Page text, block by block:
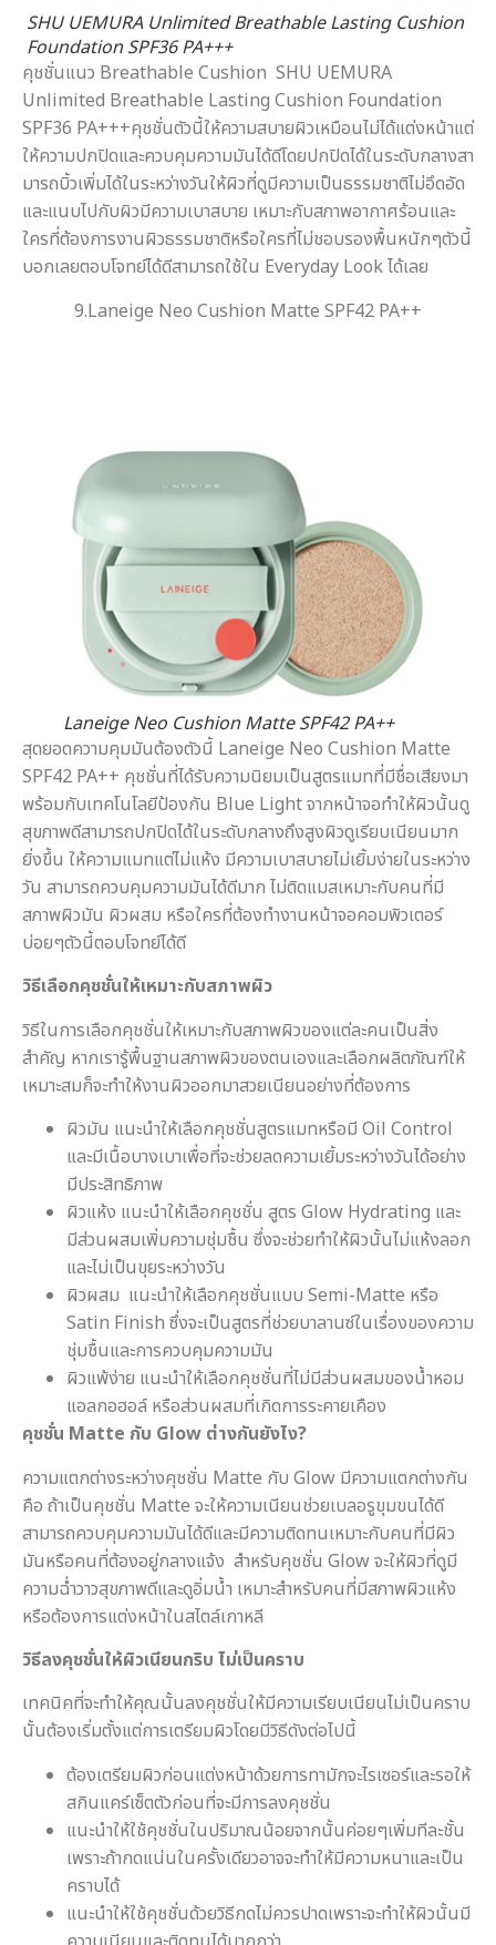
SHU UEMURA Unlimited Breathable Lasting Cushion
Foundation SPF36 PA+++
คุชชั่นแนว Breathable Cushion SHU UEMURA
Unlimited Breathable Lasting Cushion Foundation
SPF36 PA+++คุชชั่นตัวนี้ให้ความสบายผิวเหมือนไม่ได้แต่งหน้าแต่
ให้ความปกปิดและควบคุมความมันได้ดีโดยปกปิดได้ในระดับกลางสา
มารถบิ้วเพิ่มได้ในระหว่างวันให้ผิวที่ดูมีความเป็นธรรมชาติไม่อึดอัด
และแนบไปกับผิวมีความเบาสบาย เหมาะกับสภาพอากาศร้อนและ
ใครที่ต้องการงานผิวธรรมชาติหรือใครที่ไม่ชอบรองพื้นหนักๆตัวนี้
บอกเลยตอบโจทย์ได้ดีสามารถใช้ใน Everyday Look ได้เลย
9.Laneige Neo Cushion Matte SPF42 PA++
Laneige Neo Cushion Matte SPF42 PA++
สุดยอดความคุมมันต้องตัวนี้ Laneige Neo Cushion Matte
SPF42 PA++ คุชชั่นที่ได้รับความนิยมเป็นสูตรแมทที่มีชื่อเสียงมา
พร้อมกับเทคโนโลยีป้องกัน Blue Light จากหน้าจอทำให้ผิวนั้นดู
สุขภาพดีสามารถปกปิดได้ในระดับกลางถึงสูงผิวดูเรียบเนียนมาก
ยิ่งขึ้น ให้ความแมทแต่ไม่แห้ง มีความเบาสบายไม่เยิ้มง่ายในระหว่าง
วัน สามารถควบคุมความมันได้ดีมาก ไม่ติดแมสเหมาะกับคนที่มี
สภาพผิวมัน ผิวผสม หรือใครที่ต้องทำงานหน้าจอคอมพิวเตอร์
บ่อยๆตัวนี้ตอบโจทย์ได้ดี
วิธีเลือกคุชชั่นให้เหมาะกับสภาพผิว
วิธีในการเลือกคุชชั่นให้เหมาะกับสภาพผิวของแต่ละคนเป็นสิ่ง
สำคัญ หากเรารู้พื้นฐานสภาพผิวของตนเองและเลือกผลิตภัณฑ์ให้
เหมาะสมก็จะทำให้งานผิวออกมาสวยเนียนอย่างที่ต้องการ
ผิวมัน แนะนำให้เลือกคุชชั่นสูตรแมทหรือมี Oil Control
และมีเนื้อบางเบาเพื่อที่จะช่วยลดความเยิ้มระหว่างวันได้อย่าง
มีประสิทธิภาพ
ผิวแห้ง แนะนำให้เลือกคุชชั่น สูตร Glow Hydrating และ
มีส่วนผสมเพิ่มความชุ่มชื้น ซึ่งจะช่วยทำให้ผิวนั้นไม่แห้งลอก
และไม่เป็นขุยระหว่างวัน
ผิวผสม แนะนำให้เลือกคุชชั่นแบบ Semi-Matte หรือ
Satin Finish ซึ่งจะเป็นสูตรที่ช่วยบาลานซ์ในเรื่องของความ
ชุ่มชื้นและการควบคุมความมัน
ผิวแพ้ง่าย แนะนำให้เลือกคุชชั่นที่ไม่มีส่วนผสมของน้ำหอม
แอลกอฮอล์ หรือส่วนผสมที่เกิดการระคายเคือง
คุชชั่น Matte กับ Glow ต่างกันยังไง?
ความแตกต่างระหว่างคุชชั่น Matte กับ Glow มีความแตกต่างกัน
คือ ถ้าเป็นคุชชั่น Matte จะให้ความเนียนช่วยเบลอรูขุมขนได้ดี
สามารถควบคุมความมันได้ดีและมีความติดทนเหมาะกับคนที่มีผิว
มันหรือคนที่ต้องอยู่กลางแจ้ง สำหรับคุชชั่น Glow จะให้ผิวที่ดูมี
ความฉ่ำวาวสุขภาพดีและดูอิ่มน้ำ เหมาะสำหรับคนที่มีสภาพผิวแห้ง
หรือต้องการแต่งหน้าในสไตล์เกาหลี
วิธีลงคุชชั่นให้ผิวเนียนกริบ ไม่เป็นคราบ
เทคนิคที่จะทำให้คุณนั้นลงคุชชั่นให้มีความเรียบเนียนไม่เป็นคราบ
นั้นต้องเริ่มตั้งแต่การเตรียมผิวโดยมีวิธีดังต่อไปนี้
ต้องเตรียมผิวก่อนแต่งหน้าด้วยการทามักจะไรเซอร์และรอให้
สกินแคร์เซ็ตตัวก่อนที่จะมีการลงคุชชั่น
แนะนำให้ใช้คุชชั่นในปริมาณน้อยจากนั้นค่อยๆเพิ่มทีละชั้น
เพราะถ้ากดแน่นในครั้งเดียวอาจจะทำให้มีความหนาและเป็น
คราบได้
แนะนำให้ใช้คุชชั่นด้วยวิธีกดไม่ควรปาดเพราะจะทำให้ผิวนั้นมี